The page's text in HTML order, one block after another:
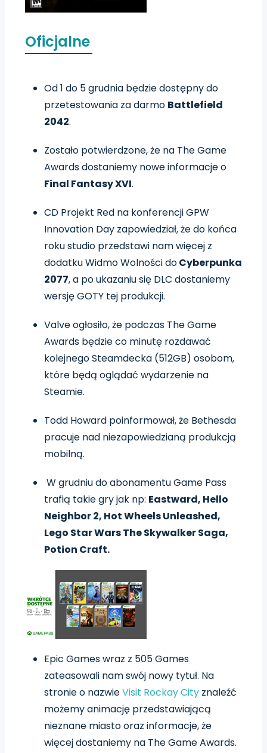
Oficjalne
Od 1 do 5 grudnia będzie dostępny do
przetestowania za darmo Battlefield
2042.
Zostało potwierdzone, że na The Game
Awards dostaniemy nowe informacje o
Final Fantasy XVI.
CD Projekt Red na konferencji GPW
Innovation Day zapowiedział, że do końca
roku studio przedstawi nam więcej z
dodatku Widmo Wolności doCyberpunka
2077, a po ukazaniu się DLC dostaniemy
wersję GOTY tej produkcji.
Valve ogłosiło, że podczas The Game
Awards będzie co minutę rozdawać
kolejnego Steamdecka (512GB) osobom,
które będą oglądać wydarzenie na
Steamie.
Todd Howard poinformował, że Bethesda
pracuje nad niezapowiedzianą produkcją
mobilną.
W grudniu do abonamentu Game Pass
trafią takie gry jak np: Eastward, Hello
Neighbor 2, Hot Wheels Unleashed,
Lego Star Wars The Skywalker Saga,
Potion Craft.
Epic Games wraz z 505 Games
zateasowali nam swój nowy tytuł. Na
stronie o nazwieVisit Rockay City znaleźć
możemy animację przedstawiającą
nieznane miasto oraz informacje, że
więcej dostaniemy na The Game Awards.